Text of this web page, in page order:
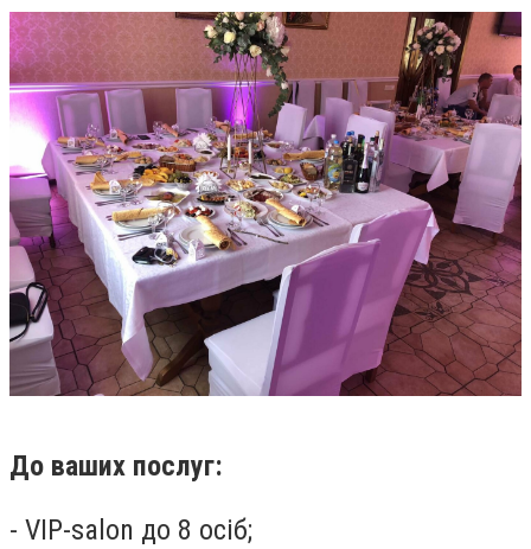
До ваших послуг:
- VIP-salon до 8 осіб;